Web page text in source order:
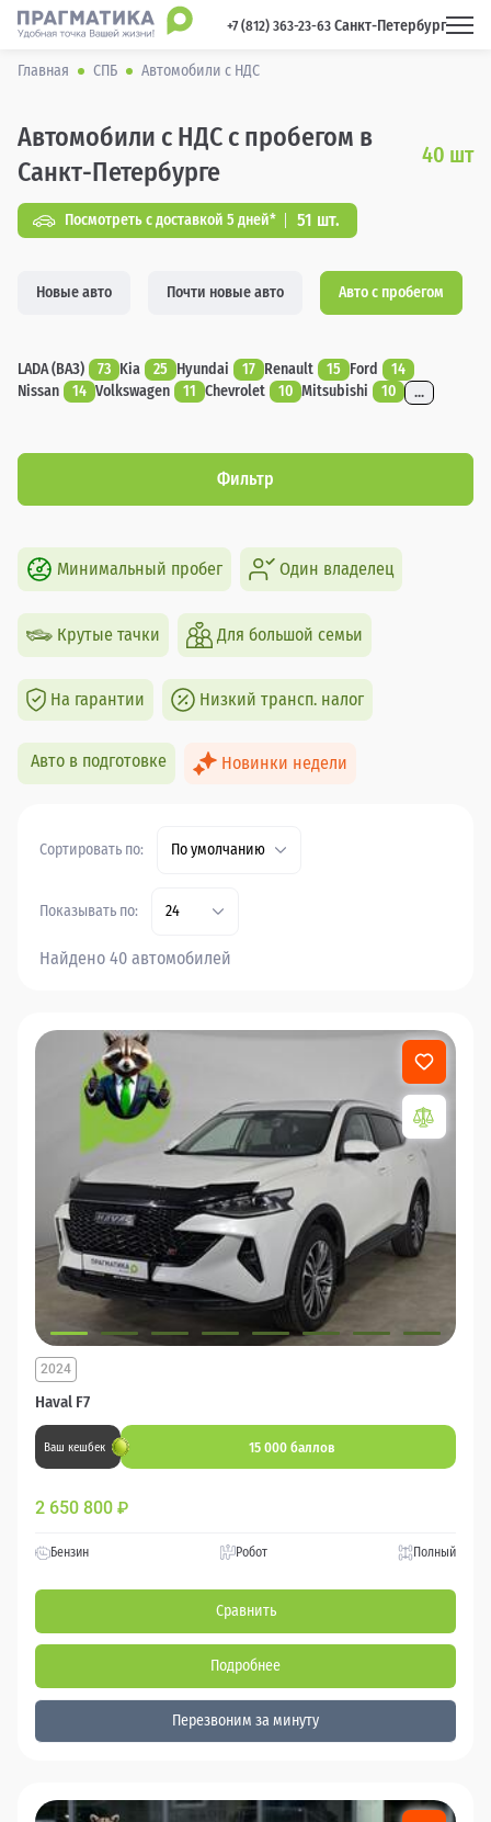
+7 (812) 363-23-63 Санкт-Петербург
Главная СПБ Автомобили с НДС
Автомобили с НДС с пробегом в
Санкт-Петербурге
40 шт
Посмотреть с доставкой 5 дней* 51 шт.
Новые авто Почти новые авто Авто с пробегом
LADA (ВАЗ) 73 Kia 25 Hyundai 17 Renault 15 Ford
14
Nissan
14 Volkswagen 11 Chevrolet 10 Mitsubishi 10 ...
Фильтр
Минимальный пробег Один владелец
Крутые тачки Для большой семьи
На гарантии Низкий трансп. налог
Авто в подготовке Новинки недели
Сортировать по: По умолчанию
Показывать по: 24
Найдено 40 автомобилей
Haval F7
2024
Ваш кешбек 15 000 баллов
2 650 800 ₽
Бензин Робот Полный
Сравнить
Подробнее
Перезвоним за минуту